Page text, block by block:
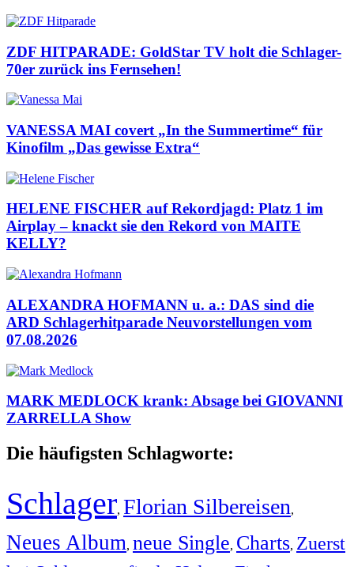
ZDF HITPARADE: GoldStar TV holt die Schlager-
70er zurück ins Fernsehen!
VANESSA MAI covert „In the Summertime“ für
Kinofilm „Das gewisse Extra“
HELENE FISCHER auf Rekordjagd: Platz 1 im
Airplay – knackt sie den Rekord von MAITE
KELLY?
ALEXANDRA HOFMANN u. a.: DAS sind die
ARD Schlagerhitparade Neuvorstellungen vom
07.08.2026
MARK MEDLOCK krank: Absage bei GIOVANNI
ZARRELLA Show
Die häufigsten Schlagworte:
Schlager, Florian Silbereisen,
Neues Album, neue Single, Charts, Zuerst